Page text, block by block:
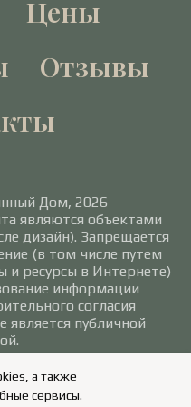
а также
сервисы.
Цены
Отзывы
Дом, 2026
являются объектами
дизайн). Запрещается
(в том числе путем
и ресурсы в Интернете)
информации
согласия
является публичной
персональных
персональных